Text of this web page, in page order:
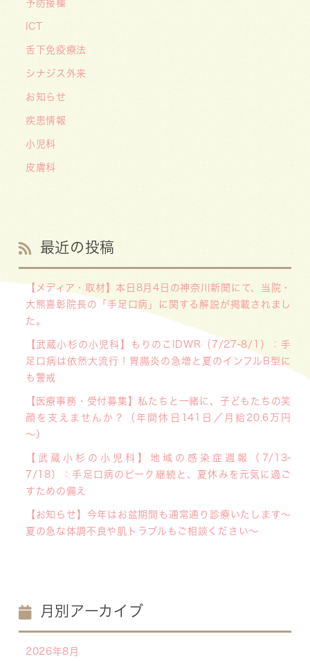
予防接種
ICT
舌下免疫療法
シナジス外来
お知らせ
疾患情報
小児科
皮膚科
最近の投稿
【メディア・取材】本日8月4日の神奈川新聞にて、当院・
大熊喜彰院長の「手足口病」に関する解説が掲載されまし
た。
【武蔵小杉の小児科】もりのこIDWR（7/27-8/1）：手
足口病は依然大流行！胃腸炎の急増と夏のインフルB型に
も警戒
【医療事務・受付募集】私たちと一緒に、子どもたちの笑
顔を支えませんか？（年間休日141日／月給20.6万円
～）
【武蔵小杉の小児科】地域の感染症週報（7/13-
7/18）：手足口病のピーク継続と、夏休みを元気に過ご
すための備え
【お知らせ】今年はお盆期間も通常通り診療いたします〜
夏の急な体調不良や肌トラブルもご相談ください〜
月別アーカイブ
2026年8月